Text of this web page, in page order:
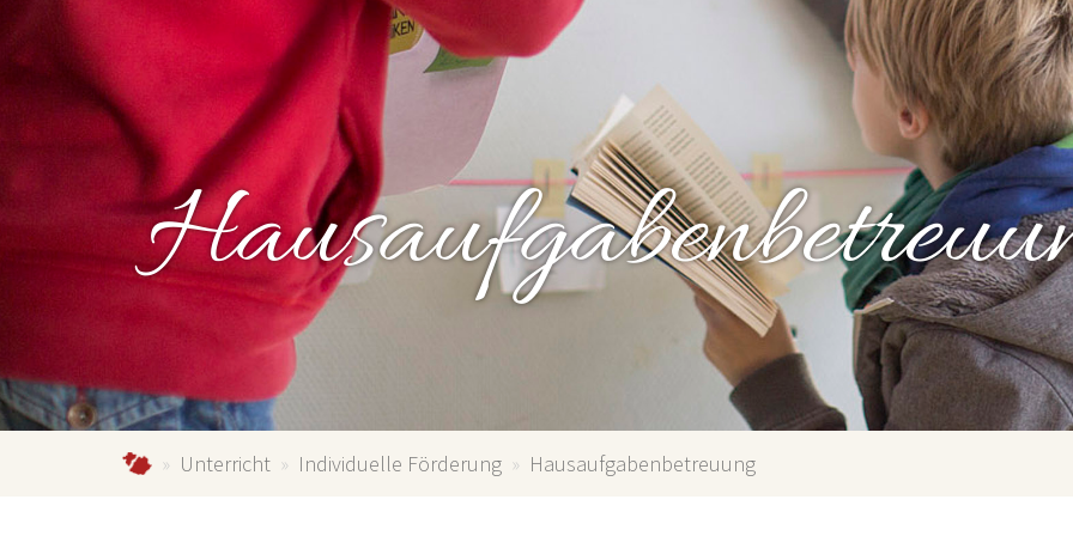
gymnasium-schmallenberg.de
Unterricht Individuelle Förderung Hausaufgabenbetreuung